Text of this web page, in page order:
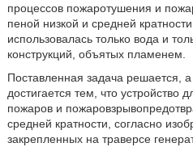
процессов пожаротушения и
пеной низкой и средней
использовалась только вода и
конструкций, объятых пламенем.
Поставленная задача решается, а
достигается тем, что устройство
пожаров и
средней кратности, согласно
закрепленных на траверсе